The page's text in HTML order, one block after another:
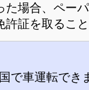
た場合、ペー
許証を取るこ
で車運転でき